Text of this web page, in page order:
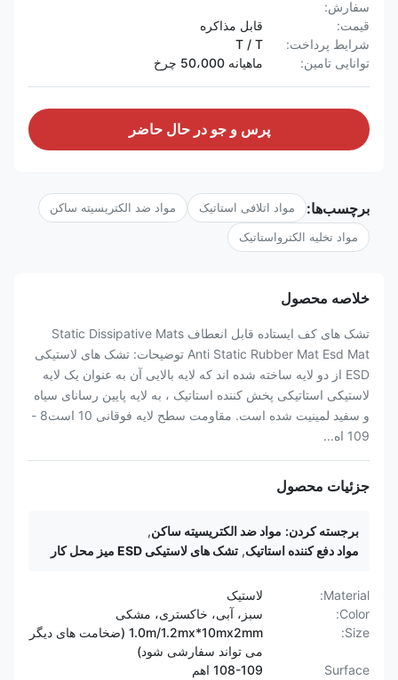
سفارش:
قیمت:
قابل مذاکره
شرایط پرداخت:
T / T
توانایی تامین:
ماهیانه 50،000 چرخ
پرس و جو در حال حاضر
برچسب‌ها: مواد اتلافی استاتیک مواد ضد الکتریسیته ساکن
مواد تخلیه الکترواستاتیک
خلاصه محصول
تشک های کف ایستاده قابل انعطاف Static Dissipative Mats
Anti Static Rubber Mat Esd Mat توضیحات: تشک های لاستیکی
ESD از دو لایه ساخته شده اند که لایه بالایی آن به عنوان یک لایه
لاستیکی استاتیکی پخش کننده استاتیک ، به لایه پایین رسانای سیاه
و سفید لمینیت شده است. مقاومت سطح لایه فوقانی 10 است8 -
109 اه...
جزئیات محصول
برجسته کردن: مواد ضد الکتریسیته ساکن,
مواد دفع کننده استاتیک, تشک های لاستیکی ESD میز محل کار
Material:
لاستیک
Color:
سبز، آبی، خاکستری، مشکی
Size:
1.0m/1.2mx*10mx2mm (ضخامت های دیگر
می تواند سفارشی شود)
Surface
108-109 اهم